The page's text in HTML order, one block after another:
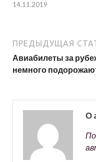
14.11.2019
ПРЕДЫДУЩАЯ
Авиабилеты за
немного
О